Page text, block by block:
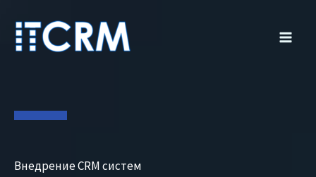
содержимому
Внедрение CRM систем